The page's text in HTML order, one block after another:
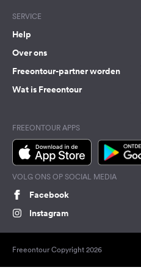
SERVICE
Help
Over ons
Freeontour-partner worden
Wat is Freeontour
FREEONTOUR APPS
VOLG ONS OP SOCIAL MEDIA
Facebook
Instagram
Freeontour Copyright 2026